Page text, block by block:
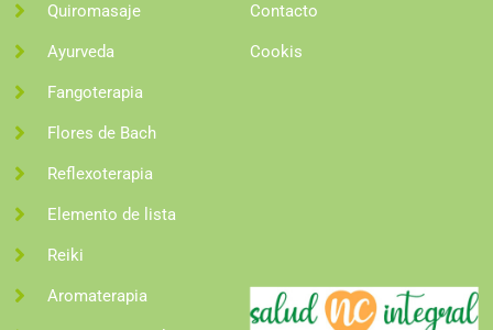
Quiromasaje
Ayurveda
Fangoterapia
Flores de Bach
Reflexoterapia
Elemento de lista
Reiki
Aromaterapia
Contacto
Cookis